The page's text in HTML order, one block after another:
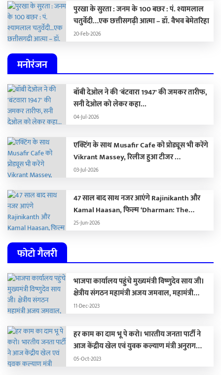
पुरखा के सुरता : जनम के 100 बछर : पं. श्यामलाल
चतुर्वेदी…एक छत्तीसगढ़ी आत्मा – डॉ. वैभव बेमेतरिहा
20-Feb-2026
मनोरंजन
बॉबी देओल ने की 'बंटवारा 1947' की जमकर तारीफ,
सनी देओल को लेकर कहा...
04-Jul-2026
एक्टिंग के साथ Musafir Cafe को प्रोड्यूस भी करेंगे
Vikrant Massey, रिलीज हुआ टीजर …
03-Jul-2026
47 साल बाद साथ नजर आएंगे Rajinikanth और
Kamal Haasan, फिल्म ‘Dharman: The
Deadly Doctor’ से सामने आया खौफनाक फर्स्ट
25-Jun-2026
फोटो गैलरी
भाजपा कार्यालय पहुंचे मुख्यमंत्री विष्णुदेव साय जी।
क्षेत्रीय संगठन महामंत्री अजय जमवाल, महामंत्री
संगठन पवन साय जी पूर्व मंत्री संगठन रामप्रताप जी से
11-Dec-2023
हर काम का दाम भू पे करो। भारतीय जनता पार्टी ने
आज केंद्रीय खेल एवं युवक कल्याण मंत्री अनुराग
ठाकुर की पत्रवार्ता में भ्रष्टाचार स्कैनर लॉन्च किया। इस
05-Oct-2023